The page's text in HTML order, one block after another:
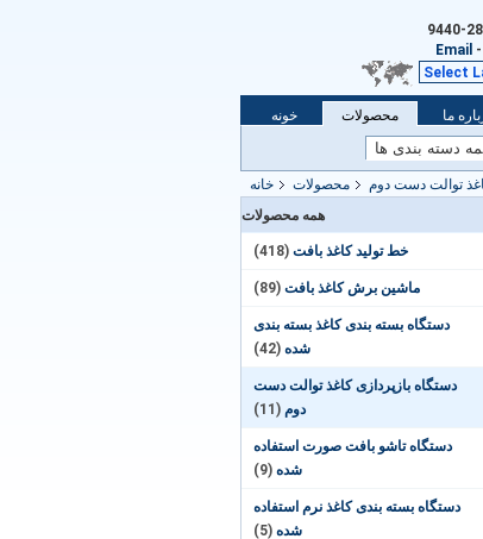
-
Email
Select
خونه محصولات ما
خانه
محصولات توالت دست دوم
همه محصولات
خط تولید کاغذ بافت (418)
ماشین برش کاغذ بافت (89)
دستگاه بسته بندی کاغذ بسته بندی
شده (42)
دستگاه بازپردازی کاغذ توالت دست
دوم (11)
دستگاه تاشو بافت صورت استفاده
شده (9)
دستگاه بسته بندی کاغذ نرم استفاده
شده (5)